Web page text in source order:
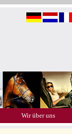
Wir über uns